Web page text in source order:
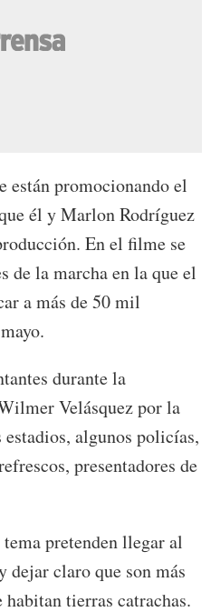
están promocionando el
él y Marlon Rodríguez
En el filme se
de la marcha en la que el
a más de 50 mil
durante la
Velásquez por la
algunos policías,
presentadores de
pretenden llegar al
dejar claro que son más
tierras catrachas.